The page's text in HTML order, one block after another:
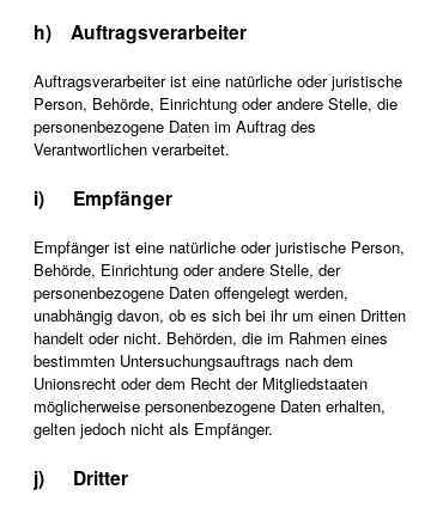
h) Auftragsverarbeiter
Auftragsverarbeiter ist eine natürliche oder juristische
Person, Behörde, Einrichtung oder andere Stelle, die
personenbezogene Daten im Auftrag des
Verantwortlichen verarbeitet.
i) Empfänger
Empfänger ist eine natürliche oder juristische Person,
Behörde, Einrichtung oder andere Stelle, der
personenbezogene Daten offengelegt werden,
unabhängig davon, ob es sich bei ihr um einen Dritten
handelt oder nicht. Behörden, die im Rahmen eines
bestimmten Untersuchungsauftrags nach dem
Unionsrecht oder dem Recht der Mitgliedstaaten
möglicherweise personenbezogene Daten erhalten,
gelten jedoch nicht als Empfänger.
j) Dritter